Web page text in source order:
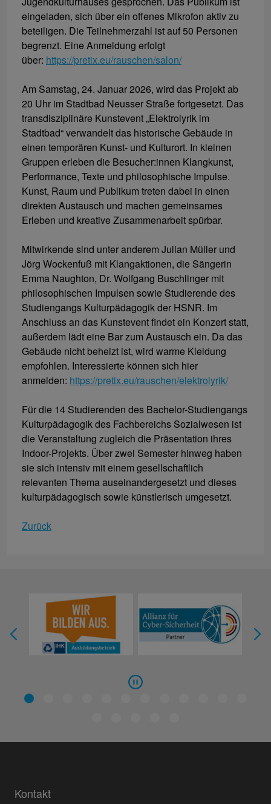
eingeladen, sich über ein offenes Mikrofon aktiv zu
beteiligen. Die Teilnehmerzahl ist auf 50 Personen
begrenzt. Eine Anmeldung erfolgt
über: https://pretix.eu/rauschen/salon/
Am Samstag, 24. Januar 2026, wird das Projekt ab
20 Uhr im Stadtbad Neusser Straße fortgesetzt. Das
transdisziplinäre Kunstevent „Elektrolyrik im
Stadtbad“ verwandelt das historische Gebäude in
einen temporären Kunst- und Kulturort. In kleinen
Gruppen erleben die Besucher:innen Klangkunst,
Performance, Texte und philosophische Impulse.
Kunst, Raum und Publikum treten dabei in einen
direkten Austausch und machen gemeinsames
Erleben und kreative Zusammenarbeit spürbar.
Mitwirkende sind unter anderem Julian Müller und
Jörg Wockenfuß mit Klangaktionen, die Sängerin
Emma Naughton, Dr. Wolfgang Buschlinger mit
philosophischen Impulsen sowie Studierende des
Studiengangs Kulturpädagogik der HSNR. Im
Anschluss an das Kunstevent findet ein Konzert statt,
außerdem lädt eine Bar zum Austausch ein. Da das
Gebäude nicht beheizt ist, wird warme Kleidung
empfohlen. Interessierte können sich hier
anmelden: https://pretix.eu/rauschen/elektrolyrik/
Für die 14 Studierenden des Bachelor-Studiengangs
Kulturpädagogik des Fachbereichs Sozialwesen ist
die Veranstaltung zugleich die Präsentation ihres
Indoor-Projekts. Über zwei Semester hinweg haben
sie sich intensiv mit einem gesellschaftlich
relevanten Thema auseinandergesetzt und dieses
kulturpädagogisch sowie künstlerisch umgesetzt.
Zurück
Kontakt